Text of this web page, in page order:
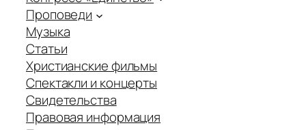
Проповеди
Музыка
Статьи
Христианские фильмы
Спектакли и концерты
Свидетельства
Правовая информация